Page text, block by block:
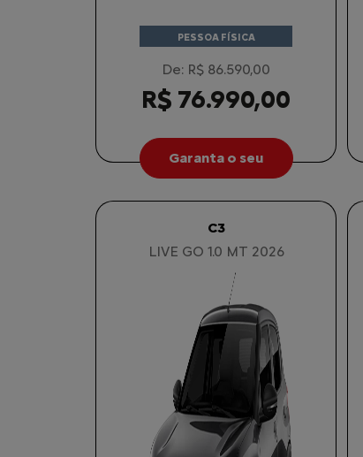
PESSOA FÍSICA
De: R$ 86.590,00
R$ 76.990,00
Garanta o seu
C3
LIVE GO 1.0 MT 2026